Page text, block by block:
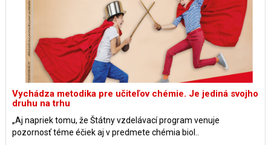
Vychádza metodika pre učiteľov chémie. Je jediná svojho
druhu na trhu
„Aj napriek tomu, že Štátny vzdelávací program venuje
pozornosť téme éčiek aj v predmete chémia biol..